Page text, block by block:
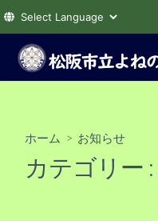
テ
ホーム > お知らせ
カテゴリー :